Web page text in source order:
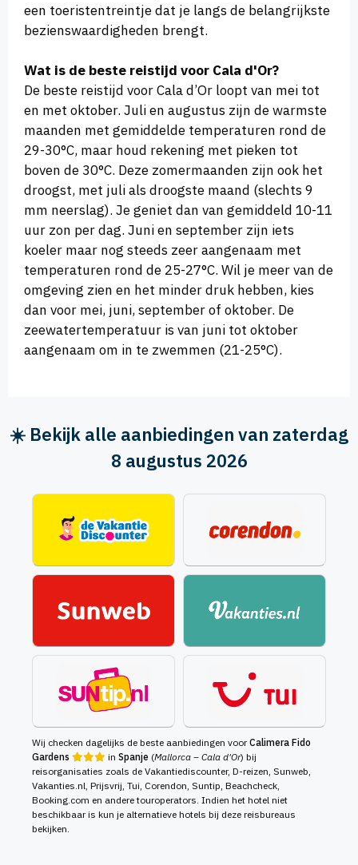
een toeristentreintje dat je langs de belangrijkste
bezienswaardigheden brengt.
Wat is de beste reistijd voor Cala d'Or?
De beste reistijd voor Cala d’Or loopt van mei tot
en met oktober. Juli en augustus zijn de warmste
maanden met gemiddelde temperaturen rond de
29-30°C, maar houd rekening met pieken tot
boven de 30°C. Deze zomermaanden zijn ook het
droogst, met juli als droogste maand (slechts 9
mm neerslag). Je geniet dan van gemiddeld 10-11
uur zon per dag. Juni en september zijn iets
koeler maar nog steeds zeer aangenaam met
temperaturen rond de 25-27°C. Wil je meer van de
omgeving zien en het minder druk hebben, kies
dan voor mei, juni, september of oktober. De
zeewatertemperatuur is van juni tot oktober
aangenaam om in te zwemmen (21-25°C).
☀️ Bekijk alle aanbiedingen van zaterdag
8 augustus 2026
Wij checken dagelijks de beste aanbiedingen voorCalimera Fido
Gardens
in Spanje (Mallorca – Cala d'Or) bij
reisorganisaties zoals de Vakantiediscounter, D-reizen, Sunweb,
Vakanties.nl, Prijsvrij, Tui, Corendon, Suntip, Beachcheck,
Booking.com en andere touroperators. Indien het hotel niet
beschikbaar is kun je alternatieve hotels bij deze reisbureaus
bekijken.